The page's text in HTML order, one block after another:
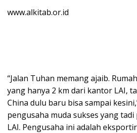
www.alkitab.or.id
“Jalan Tuhan memang ajaib.
yang hanya 2 km dari kantor LAI,
China dulu baru bisa sampai
pengusaha muda sukses yang
LAI. Pengusaha ini adalah